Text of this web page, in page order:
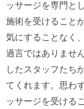
ッサージを専門と
施術を受けること
気にすることなく
過言ではありませ
したスタッフたち
てくれます。思わ
ッサージを受ける